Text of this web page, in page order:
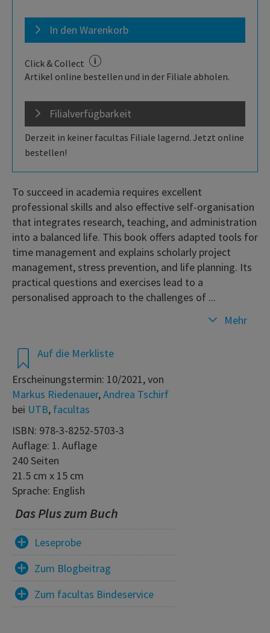
In den Warenkorb
Click & Collect
Artikel online bestellen und in der Filiale abholen.
Filialverfügbarkeit
Derzeit in keiner facultas Filiale lagernd. Jetzt online
bestellen!
Auf die Merkliste
Erscheinungstermin: 10/2021, von
Markus Riedenauer,Andrea Tschirf
bei UTB, facultas
ISBN: 978-3-8252-5703-3
Auflage: 1. Auflage
240 Seiten
21.5 cm x 15 cm
Sprache: English
Das Plus zum Buch
Leseprobe
Zum Blogbeitrag
Zum facultas Bindeservice
To succeed in academia requires excellent
professional skills and also effective self-organisation
that integrates research, teaching, and administration
into a balanced life. This book offers adapted tools for
time management and explains scholarly project
management, stress prevention, and life planning. Its
practical questions and exercises lead to a
personalised approach to the challenges of ...
Mehr